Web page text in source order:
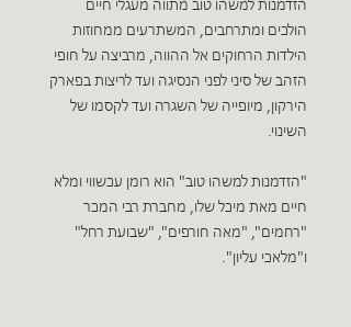
הזדמנות למשהו טוב מתווה מעגלי חיים
הולכים ומתרחבים, המשתרעים ממחוזות
הילדות הרחוקים אל ההווה, מרביצה על חופי
הזהב של סיני לפני הנסיגה ועד לריצות בפארק
הירקון, מיופייה של השגרה ועד לקסמו של
השינוי.
"הזדמנות למשהו טוב" הוא רומן עכשווי ומלא
חיים מאת מיכל שלו, מחברת רבי המכר
"רחמים", "מאה חורפים", "שבועת רחל"
ו"מלאכי עליון".